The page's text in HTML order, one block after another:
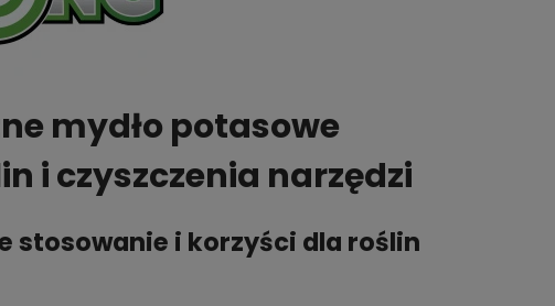
mydło potasowe
i czyszczenia narzędzi
stosowanie i korzyści dla roślin